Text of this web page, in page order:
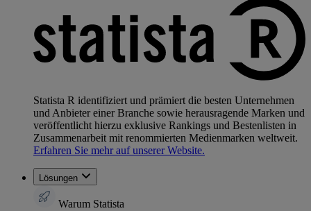
Statista R identifiziert und prämiert die besten Unternehmen
und Anbieter einer Branche sowie herausragende Marken und
veröffentlicht hierzu exklusive Rankings und Bestenlisten in
Zusammenarbeit mit renommierten Medienmarken weltweit.
Erfahren Sie mehr auf unserer Website.
Lösungen
Warum Statista